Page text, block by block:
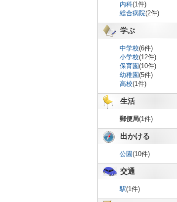
内科(1件)
総合病院(2件)
学ぶ
中学校(6件)
小学校(12件)
保育園(10件)
幼稚園(5件)
高校(1件)
生活
郵便局(1件)
出かける
公園(10件)
交通
駅(1件)